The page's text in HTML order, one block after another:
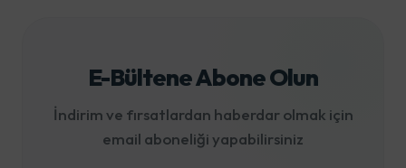
E-Bültene Abone Olun
İndirim ve fırsatlardan haberdar olmak için
email aboneliği yapabilirsiniz